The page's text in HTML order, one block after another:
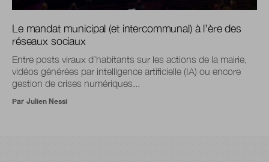
Le mandat municipal (et intercommunal) à l’ère des
réseaux sociaux
Entre posts viraux d’habitants sur les actions de la mairie,
vidéos générées par intelligence artificielle (IA) ou encore
gestion de crises numériques...
Par Julien Nessi